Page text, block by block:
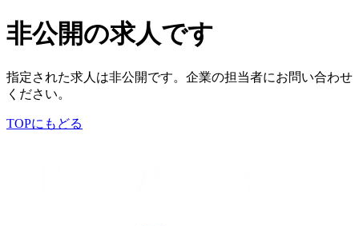
非公開の求人です
指定された求人は非公開です。企業の担当者にお問い合わせ
ください。
TOPにもどる